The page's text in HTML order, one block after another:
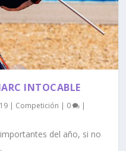
INTOCABLE
| Competición | 0 |
del año, si no